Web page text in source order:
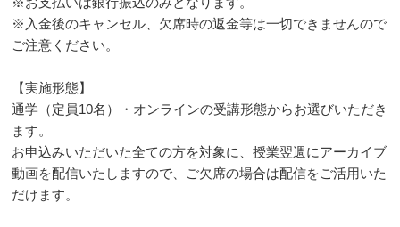
※入金後のキャンセル、欠席時の返金等は一切できませんので
ご注意ください。
【実施形態】
通学（定員10名）・オンラインの受講形態からお選びいただき
ます。
お申込みいただいた全ての方を対象に、授業翌週にアーカイブ
動画を配信いたしますので、ご欠席の場合は配信をご活用いた
だけます。